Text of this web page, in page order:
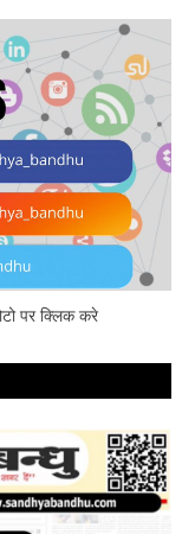
पर क्लिक करे